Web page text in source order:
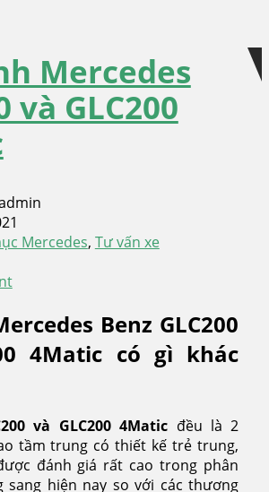
Mercedes
và GLC200
Mercedes, Tư vấn xe
Benz GLC200
4Matic có gì khác
và GLC200 4Matic đều là 2
tầm trung có thiết kế trẻ trung,
đánh giá rất cao trong phân
sang hiện nay so với các thương